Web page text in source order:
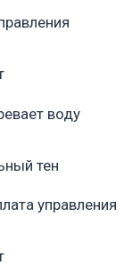
воду
тен
управления